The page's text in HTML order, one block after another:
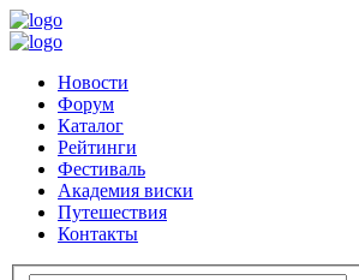
Новости
Форум
Каталог
Рейтинги
Фестиваль
Академия виски
Путешествия
Контакты